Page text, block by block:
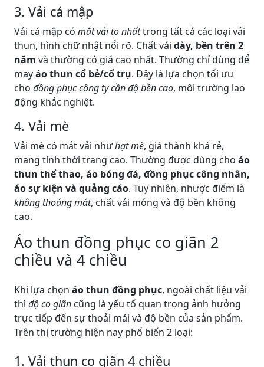
3. Vải cá mập
Vải cá mập có mắt vải to nhấttrong tất cả các loại vải
thun, hình chữ nhật nổi rõ. Chất vải dày, bền trên 2
năm và thường có giá cao nhất. Thường chỉ dùng để
mayáo thun cổ bẻ/cổ trụ. Đây là lựa chọn tối ưu
cho đồng phục công ty cần độ bền cao, môi trường lao
động khắc nghiệt.
4. Vải mè
Vải mè có mắt vải nhưhạt mè, giá thành khá rẻ,
mang tính thời trang cao. Thường được dùng cho áo
thun thể thao, áo bóng đá, đồng phục công nhân,
áo sự kiện và quảng cáo. Tuy nhiên, nhược điểm là
không thoáng mát, chất vải mỏng và độ bền không
cao.
Áo thun đồng phục co giãn 2
chiều và 4 chiều
Khi lựa chọn áo thun đồng phục, ngoài chất liệu vải
thì độ co giãn cũng là yếu tố quan trọng ảnh hưởng
trực tiếp đến sự thoải mái và độ bền của sản phẩm.
Trên thị trường hiện nay phổ biến 2 loại:
1. Vải thun co giãn 4 chiều